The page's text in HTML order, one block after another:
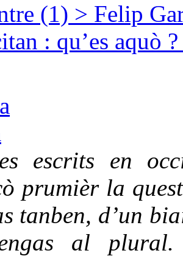
(1) > Felip
: qu’es aquò
escrits en
prumièr la
tanben, d’un
al plural.